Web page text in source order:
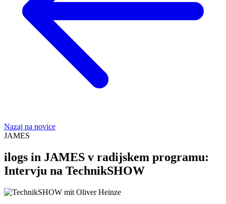
Nazaj na novice
JAMES
ilogs in JAMES v radijskem programu:
Intervju na TechnikSHOW